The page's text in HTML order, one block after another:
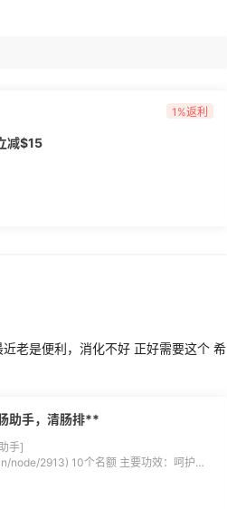
1%返利
减$15
老是便利，消化不好 正好需要这个 希
助手，清肠排**
手]
主要功效：呵护肠